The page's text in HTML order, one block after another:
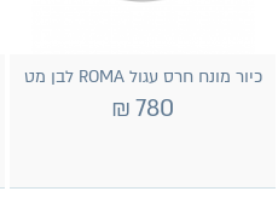
כיור מונח חרס עגול ROMA לבן מט
780
₪